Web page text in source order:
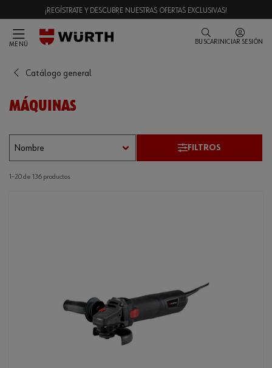
¡REGÍSTRATE Y DESCUBRE NUESTRAS OFERTAS EXCLUSIVAS!
MENÚ BUSCAR INICIAR SESIÓN
Catálogo general
MÁQUINAS
FILTROS
1–20 de 136 productos